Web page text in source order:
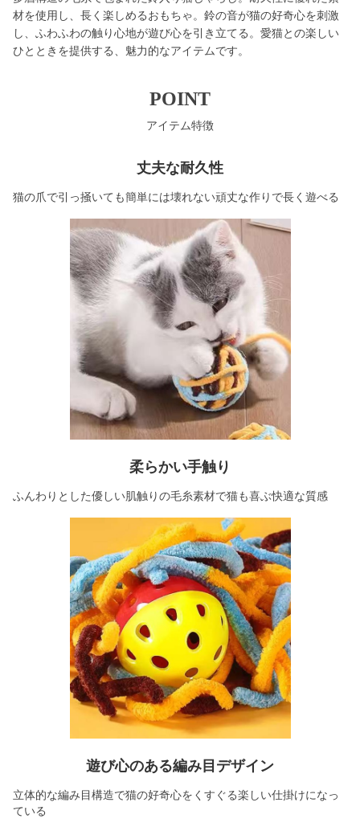
材を使用し、長く楽しめるおもちゃ。鈴の音が猫の好奇心を刺激
し、ふわふわの触り心地が遊び心を引き立てる。愛猫との楽しい
ひとときを提供する、魅力的なアイテムです。
POINT
アイテム特徴
丈夫な耐久性
猫の爪で引っ掻いても簡単には壊れない頑丈な作りで長く遊べる
柔らかい手触り
ふんわりとした優しい肌触りの毛糸素材で猫も喜ぶ快適な質感
遊び心のある編み目デザイン
立体的な編み目構造で猫の好奇心をくすぐる楽しい仕掛けになっ
ている